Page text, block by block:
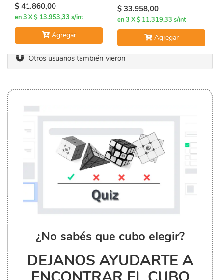
$ 41.860,00
en 3 X $ 13.953,33 s/int
Agregar
$ 33.958,00
en 3 X $ 11.319,33 s/int
Agregar
Otros usuarios también vieron
¿No sabés que cubo elegir?
DEJANOS AYUDARTE A